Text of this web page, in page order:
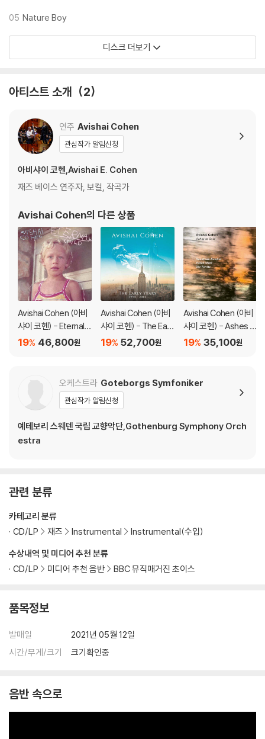
05 Nature Boy
디스크 더보기
아티스트 소개 2
연주 Avishai Cohen
관심작가 알림신청
아비샤이 코헨,Avishai E. Cohen
재즈 베이스 연주자, 보컬, 작곡가
Avishai Cohen의 다른 상품
Avishai Cohen (아비
샤이 코헨) - Eternal C
hild [LP]46,800원
19%
Avishai Cohen (아비
샤이 코헨) - The Earl
y Years 1998~2001
52,700원
19%
Avishai Cohen (아비
샤이 코헨) - Ashes t
o Gold [LP]
35,100원
19%
오케스트라 Goteborgs Symfoniker
관심작가 알림신청
예테보리 스웨덴 국립 교향악단,Gothenburg Symphony Orch
estra
관련 분류
수상내역 및 미디어 추천 분류
CD/LP
미디어 추천 음반 BBC 뮤직매거진 초이스
카테고리 분류
CD/LP
재즈 Instrumental Instrumental(수입)
품목정보
발매일
2021년 05월 12일
시간/무게/크기
크기확인중
음반 속으로